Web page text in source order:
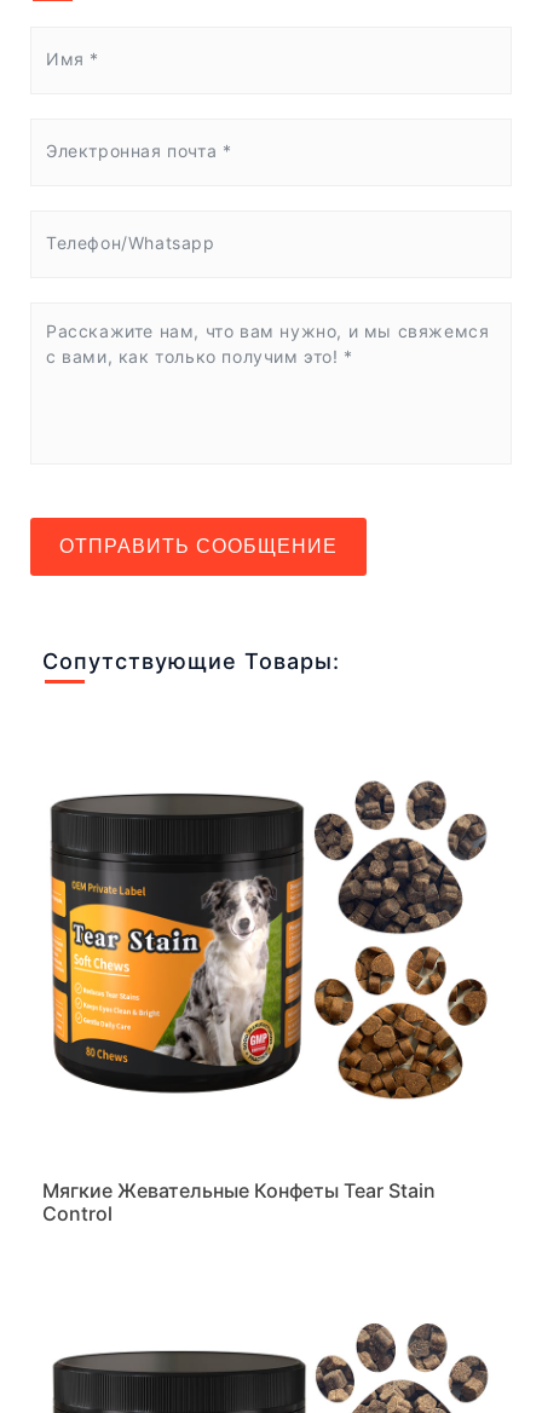
ОТПРАВИТЬ СООБЩЕНИЕ
Сопутствующие Товары:
Мягкие Жевательные Конфеты Tear Stain
Control